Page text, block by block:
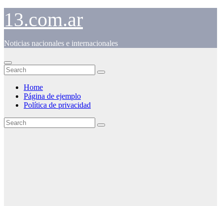
Skip
content
13.com.ar
Noticias nacionales e internacionales
Home
Página de ejemplo
Política de privacidad